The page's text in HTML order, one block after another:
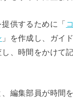
供するために「
」を作成し、ガイ
、時間をかけて
編集部員が時間